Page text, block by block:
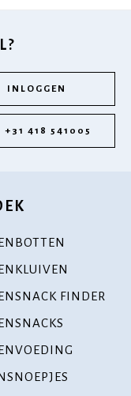
INLOGGEN
+31 418 541005
FINDER